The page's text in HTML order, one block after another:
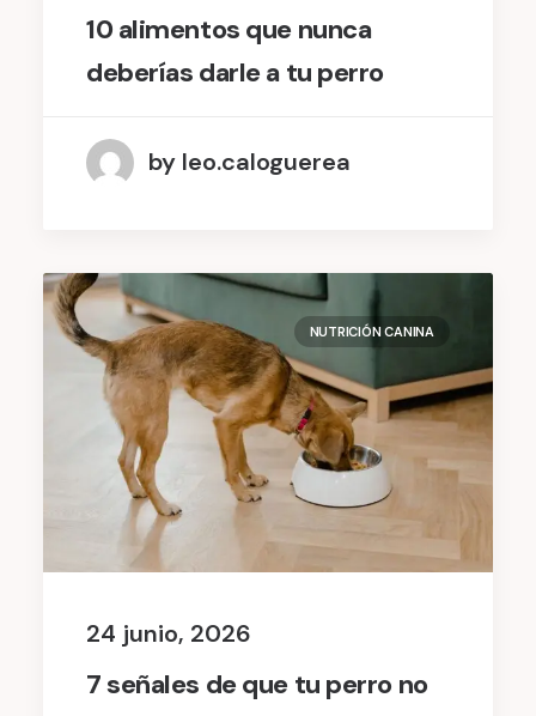
10 alimentos que nunca
deberías darle a tu perro
by leo.caloguerea
NUTRICIÓN CANINA
24 junio, 2026
7 señales de que tu perro no